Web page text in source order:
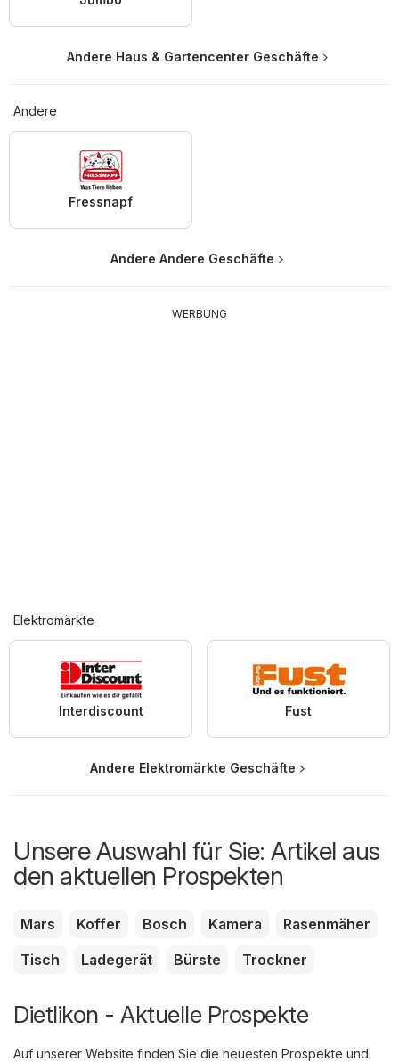
Andere Haus & Gartencenter Geschäfte
Andere
Fressnapf
Andere Andere Geschäfte
WERBUNG
Elektromärkte
Interdiscount Fust
Andere Elektromärkte Geschäfte
Unsere Auswahl für Sie: Artikel aus
den aktuellen Prospekten
Mars Koffer Bosch Kamera
Rasenmäher
Tisch
Ladegerät Bürste Trockner
Dietlikon - Aktuelle Prospekte
Auf unserer Website finden Sie die neuesten Prospekte und